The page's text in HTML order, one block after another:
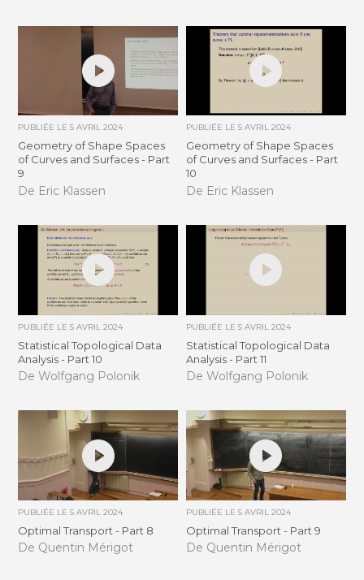
PUBLIÉE LE5 AVRIL 2024
Geometry of Shape Spaces
of Curves and Surfaces - Part
9
De Eric Klassen
PUBLIÉE LE 5 AVRIL 2024
Geometry of Shape Spaces
of Curves and Surfaces - Part
10
De Eric Klassen
PUBLIÉE LE5 AVRIL 2024
Statistical Topological Data
Analysis - Part 10
De Wolfgang Polonik
PUBLIÉE LE 5 AVRIL 2024
Statistical Topological Data
Analysis - Part 11
De Wolfgang Polonik
PUBLIÉE LE5 AVRIL 2024
Optimal Transport - Part 8
De Quentin Mérigot
PUBLIÉE LE 5 AVRIL 2024
Optimal Transport - Part 9
De Quentin Mérigot